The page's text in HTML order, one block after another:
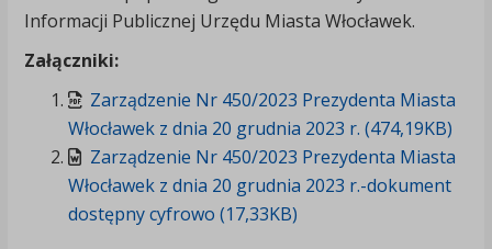
Informacji Publicznej Urzędu Miasta Włocławek.
Załączniki:
Zarządzenie Nr 450/2023 Prezydenta Miasta
Włocławek z dnia 20 grudnia 2023 r. (474,19KB)
Zarządzenie Nr 450/2023 Prezydenta Miasta
Włocławek z dnia 20 grudnia 2023 r.-dokument
dostępny cyfrowo (17,33KB)